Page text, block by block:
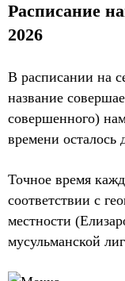
Расписание
2026
В расписании на
название
совершенного)
времени
Точное время
соответствии с
местности
мусульманской